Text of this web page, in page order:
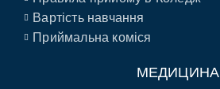
Вартість навчання
Приймальна коміся
МЕДИЦИНА